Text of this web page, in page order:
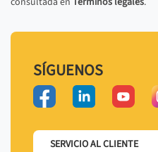
SÍGUENOS
SERVICIO AL CLIENTE